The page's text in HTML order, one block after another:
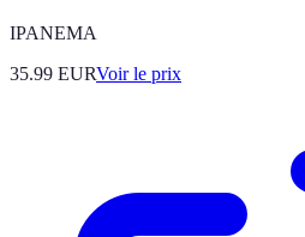
IPANEMA
35.99 EURVoir le prix